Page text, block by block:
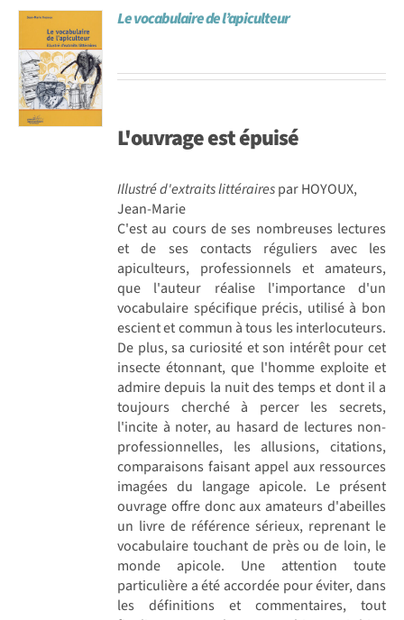
Achat en ligne
Panier WooCommerce
Le vocabulaire de l’apiculteur
L'ouvrage estépuisé
Illustré d'extraits littérairespar HOYOUX,
Jean-Marie
C'est au cours de ses nombreuses lectures
et de ses contacts réguliers avec les
apiculteurs, professionnels et amateurs,
que l'auteur réalise l'importance d'un
vocabulaire spécifique précis, utilisé à bon
escient et commun à tous les interlocuteurs.
De plus, sa curiosité et son intérêt pour cet
insecte étonnant, que l'homme exploite et
admire depuis la nuit des temps et dont il a
toujours cherché à percer les secrets,
l'incite à noter, au hasard de lectures non-
professionnelles, les allusions, citations,
comparaisons faisant appel aux ressources
imagées du langage apicole. Le présent
ouvrage offre donc aux amateurs d'abeilles
un livre de référence sérieux, reprenant le
vocabulaire touchant de près ou de loin, le
monde apicole. Une attention toute
particulière a été accordée pour éviter, dans
les définitions et commentaires, tout